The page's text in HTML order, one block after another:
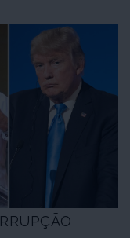
em contrário e
não suscita
a Rússia à
natural para a
do que todas as
a
norte-
é exigida por